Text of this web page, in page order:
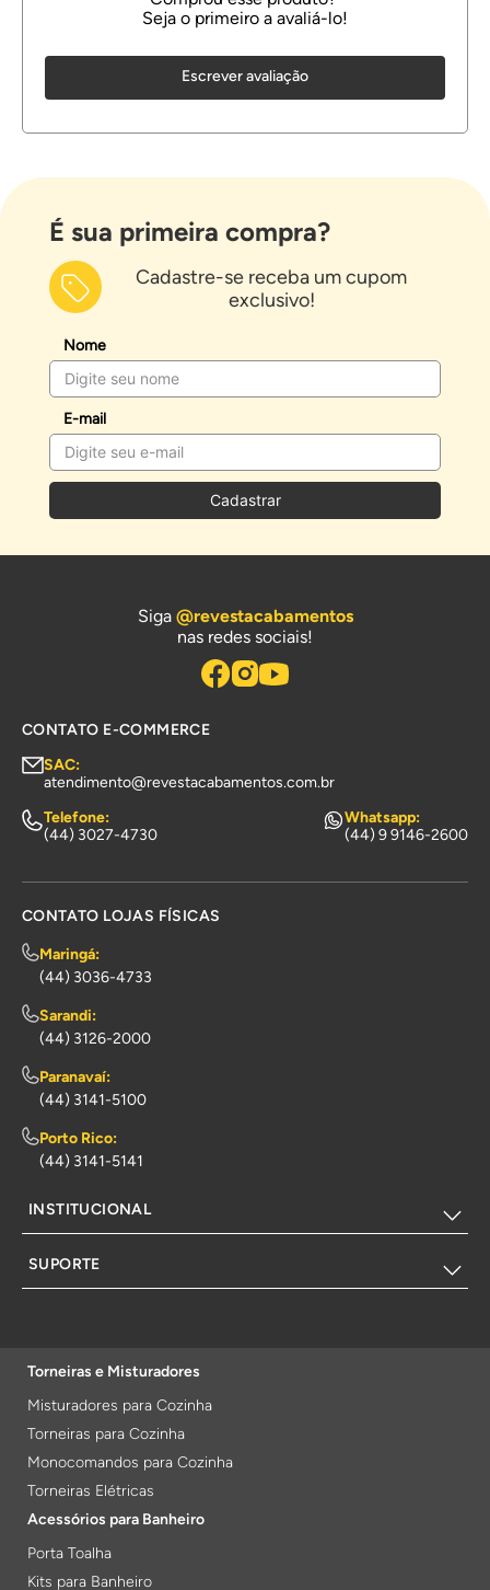
Escrever avaliação
É sua primeira compra?
Cadastre-se receba um cupom
exclusivo!
Nome
E-mail
Cadastrar
Siga @revestacabamentos
nas redes sociais!
CONTATO E-COMMERCE
SAC:
atendimento@revestacabamentos.com.br
Telefone:
(44) 3027-4730
Whatsapp:
(44) 9 9146-2600
CONTATO LOJAS FÍSICAS
Maringá:
(44) 3036-4733
Sarandi:
(44) 3126-2000
Paranavaí:
(44) 3141-5100
Porto Rico:
(44) 3141-5141
INSTITUCIONAL
SUPORTE
Torneiras e Misturadores
Misturadores para Cozinha
Torneiras para Cozinha
Monocomandos para Cozinha
Torneiras Elétricas
Acessórios para Banheiro
Porta Toalha
Kits para Banheiro